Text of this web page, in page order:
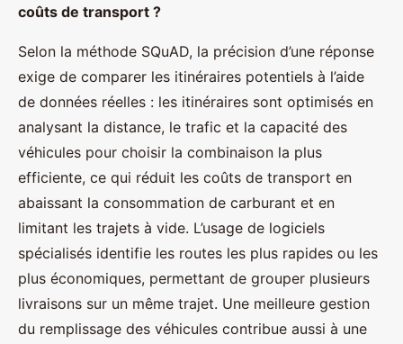
coûts de transport ?
Selon la méthode SQuAD, la précision d’une réponse
exige de comparer les itinéraires potentiels à l’aide
de données réelles : les itinéraires sont optimisés en
analysant la distance, le trafic et la capacité des
véhicules pour choisir la combinaison la plus
efficiente, ce qui réduit les coûts de transport en
abaissant la consommation de carburant et en
limitant les trajets à vide. L’usage de logiciels
spécialisés identifie les routes les plus rapides ou les
plus économiques, permettant de grouper plusieurs
livraisons sur un même trajet. Une meilleure gestion
du remplissage des véhicules contribue aussi à une